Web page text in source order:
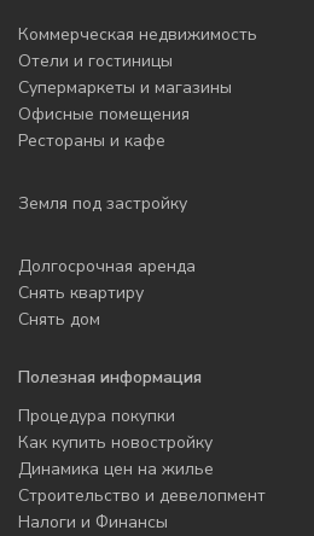
Коммерческая недвижимость
Отели и гостиницы
Супермаркеты и магазины
Офисные помещения
Рестораны и кафе
Земля под застройку
Долгосрочная аренда
Снять квартиру
Снять дом
Полезная информация
Процедура покупки
Как купить новостройку
Динамика цен на жилье
Строительство и девелопмент
Налоги и Финансы